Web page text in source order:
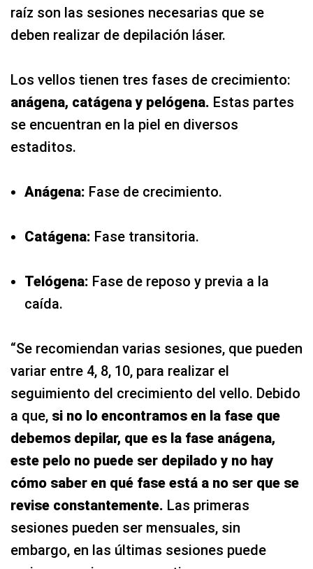
raíz son las sesiones necesarias que se
deben realizar de depilación láser.
Los vellos tienen tres fases de crecimiento:
anágena, catágena y pelógena. Estas partes
se encuentran en la piel en diversos
estaditos.
Anágena: Fase de crecimiento.
Catágena: Fase transitoria.
Telógena: Fase de reposo y previa a la
caída.
“Se recomiendan varias sesiones, que pueden
variar entre 4, 8, 10, para realizar el
seguimiento del crecimiento del vello. Debido
a que, si no lo encontramos en la fase que
debemos depilar, que es la fase anágena,
este pelo no puede ser depilado y no hay
cómo saber en qué fase está a no ser que se
revise constantemente. Las primeras
sesiones pueden ser mensuales, sin
embargo, en las últimas sesiones puede